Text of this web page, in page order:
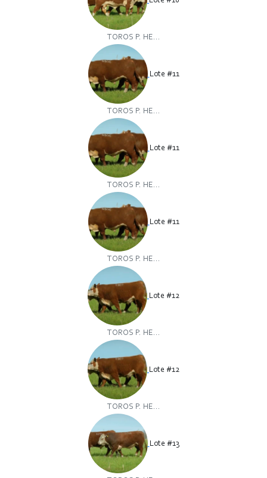
TOROS P. HE...
Lote #11
TOROS P. HE...
Lote #11
TOROS P. HE...
Lote #11
TOROS P. HE...
Lote #12
TOROS P. HE...
Lote #12
TOROS P. HE...
Lote #13